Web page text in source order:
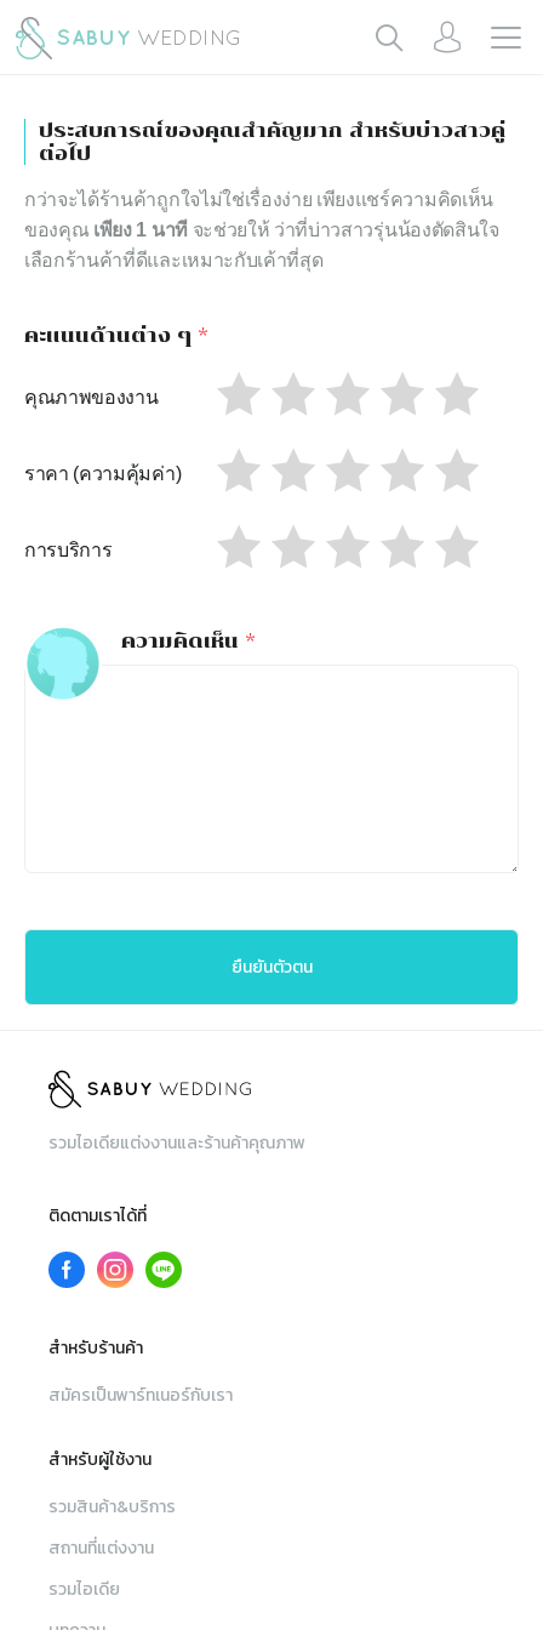
ประสบการณ์ของคุณสำคัญมาก สำหรับบ่าวสาวคู่
ต่อไป
กว่าจะได้ร้านค้าถูกใจไม่ใช่เรื่องง่าย เพียงแชร์ความคิดเห็น
ของคุณ เพียง 1 นาที จะช่วยให้ ว่าที่บ่าวสาวรุ่นน้องตัดสินใจ
เลือกร้านค้าที่ดีและเหมาะกับเค้าที่สุด
คะแนนด้านต่าง ๆ *
คุณภาพของงาน
ราคา (ความคุ้มค่า)
การบริการ
ความคิดเห็น *
ยืนยันตัวตน
รวมไอเดียแต่งงานและร้านค้าคุณภาพ
ติดตามเราได้ที่
สำหรับร้านค้า
สมัครเป็นพาร์ทเนอร์กับเรา
สำหรับผู้ใช้งาน
รวมสินค้า&บริการ
สถานที่แต่งงาน
รวมไอเดีย